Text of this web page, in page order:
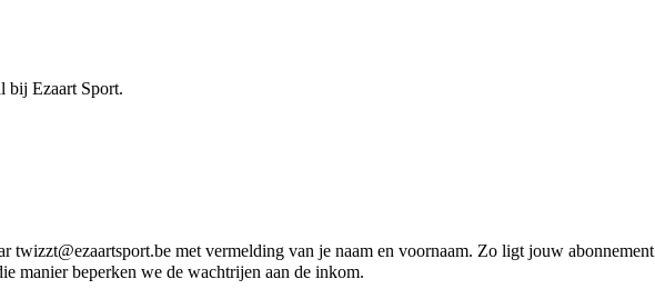
bij Ezaart Sport.
twizzt@ezaartsport.be met vermelding van je naam en voornaam. Zo ligt jouw abonnement
manier beperken we de wachtrijen aan de inkom.